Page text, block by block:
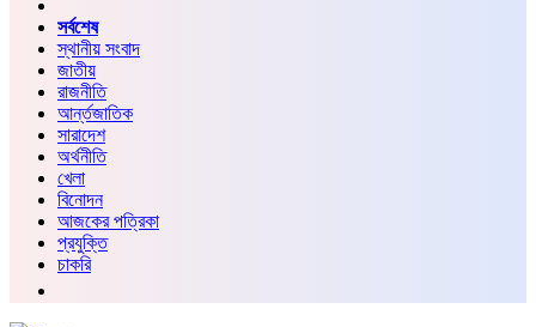
সর্বশেষ
স্থানীয় সংবাদ
জাতীয়
রাজনীতি
আর্ন্তজাতিক
সারাদেশ
অর্থনীতি
খেলা
বিনোদন
আজকের পত্রিকা
প্রযুক্তি
চাকরি